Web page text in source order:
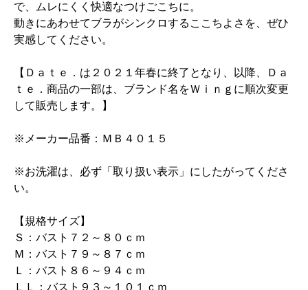
で、ムレにくく快適なつけごこちに。
動きにあわせてブラがシンクロするここちよさを、ぜひ
実感してください。
【Ｄａｔｅ．は２０２１年春に終了となり、以降、Ｄａ
ｔｅ．商品の一部は、ブランド名をＷｉｎｇに順次変更
して販売します。】
※メーカー品番：ＭＢ４０１５
※お洗濯は、必ず「取り扱い表示」にしたがってくださ
い。
【規格サイズ】
Ｓ：バスト７２～８０ｃｍ
Ｍ：バスト７９～８７ｃｍ
Ｌ：バスト８６～９４ｃｍ
ＬＬ：バスト９３～１０１ｃｍ